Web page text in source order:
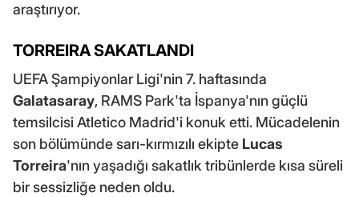
araştırıyor.
TORREIRA SAKATLANDI
UEFA Şampiyonlar Ligi'nin 7. haftasında
Galatasaray, RAMS Park'ta İspanya'nın güçlü
temsilcisi Atletico Madrid'i konuk etti. Mücadelenin
son bölümünde sarı-kırmızılı ekipte Lucas
Torreira'nın yaşadığı sakatlık tribünlerde kısa süreli
bir sessizliğe neden oldu.